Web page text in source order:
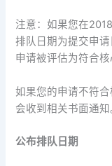
注意：如果您在
排队日期为提交申
申请被评估为符合
如果您的申请不符
会收到相关书面通知
公布排队日期